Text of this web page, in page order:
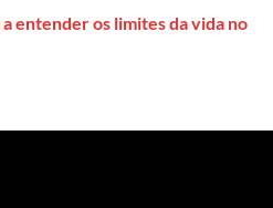
entender os limites da vida no